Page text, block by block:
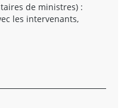
de ministres) :
les intervenants,